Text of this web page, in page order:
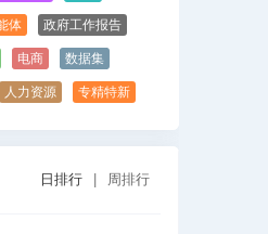
体 政府工作报告
电商 数据集
人力资源 专精特新
日排行 周排行